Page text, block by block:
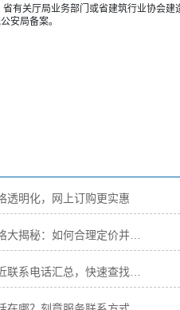
有关厅局业务部门或省建筑行业协会建
安局备案。
透明化，网上订购更实惠